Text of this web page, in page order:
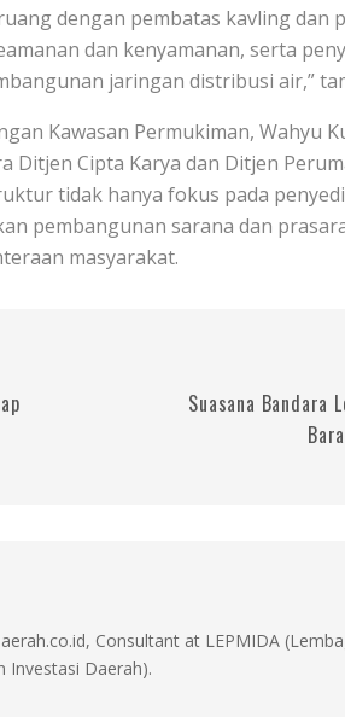
dengan pembatas kavling dan
dan kenyamanan, serta
jaringan distribusi air,”
Kawasan Permukiman, Wahyu
Ditjen Cipta Karya dan Ditjen
tidak hanya fokus pada
pembangunan sarana dan
masyarakat.
Suasana Bandara
Consultant at LEPMIDA
Investasi Daerah).